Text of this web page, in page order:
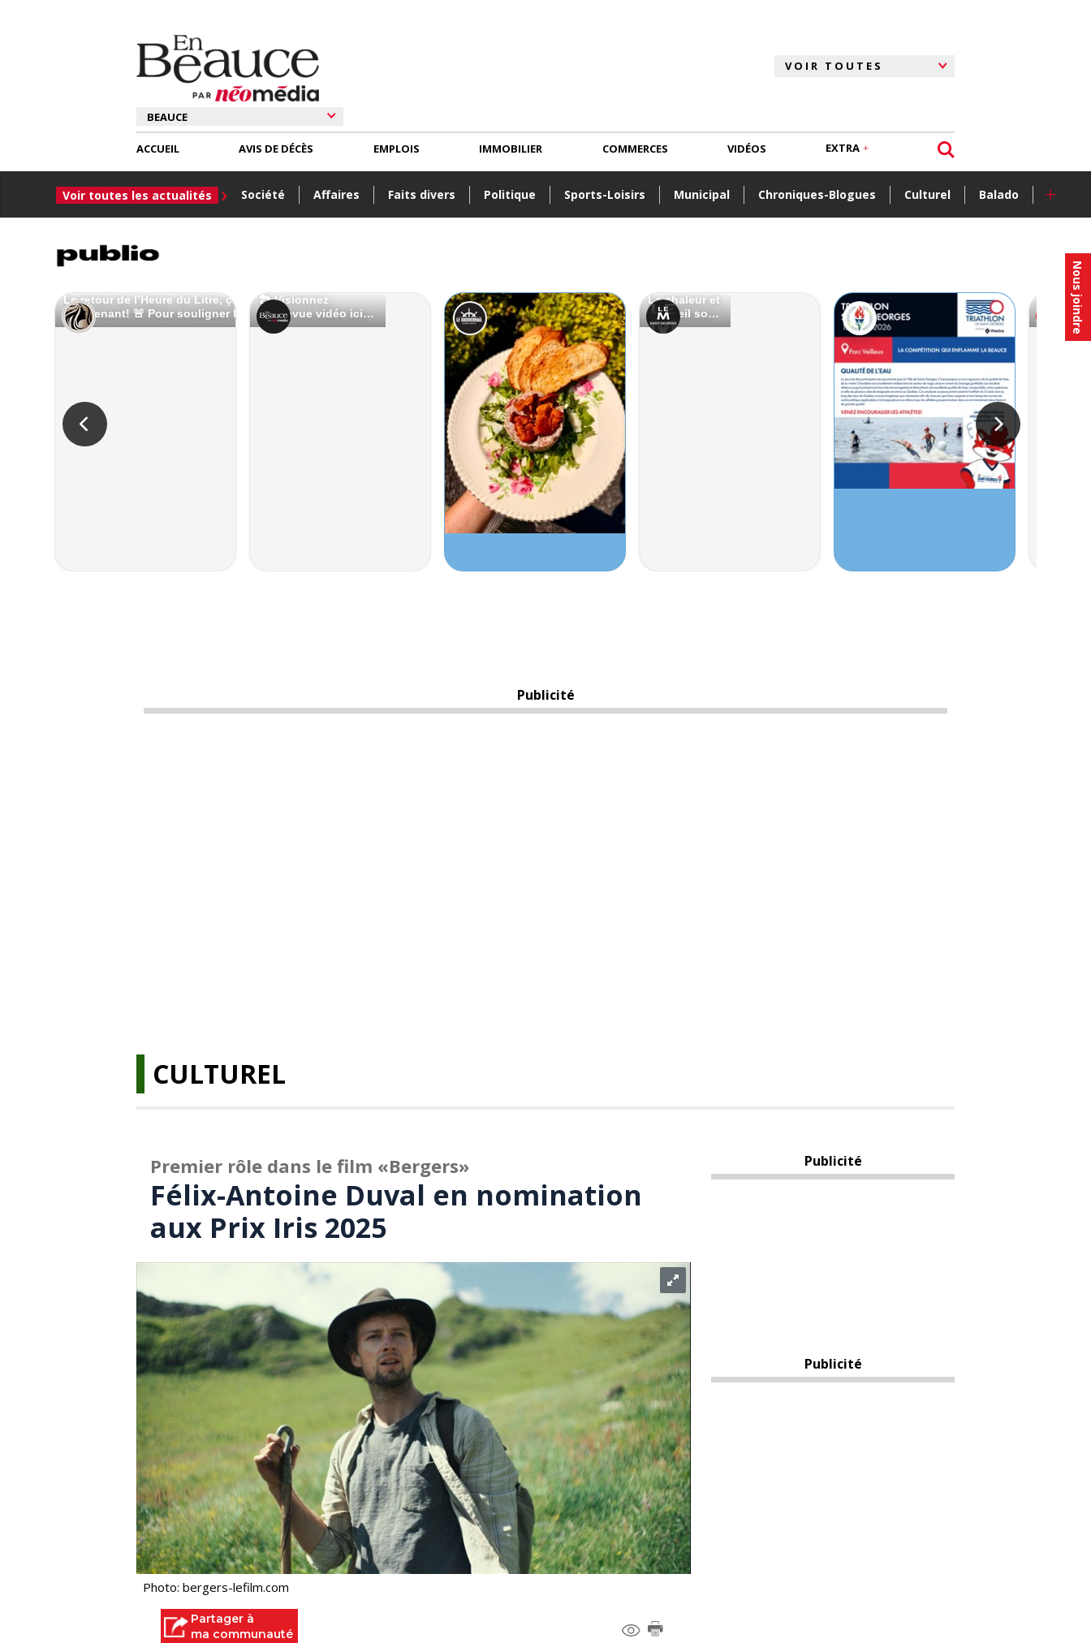
Nous joindre
ACCUEIL
Voir toutes les actualités Société Affaires Faits divers Politique Sports-Loisirs Municipal Chroniques-Blogues Culturel Balado +
AVIS DE DÉCÈS EMPLOIS IMMOBILIER COMMERCES VIDÉOS EXTRA
Publicité
CULTUREL
Premier rôle dans le film «Bergers»
Félix-Antoine Duval en nomination
aux Prix Iris 2025
Photo: bergers-lefilm.com
Partager à
ma communauté
Publicité
Publicité